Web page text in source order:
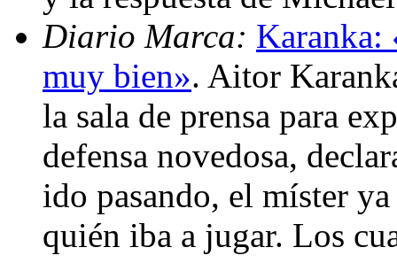
Diario Marca: Karanka:
muy bien». Aitor
la sala de prensa para
defensa novedosa,
ido pasando, el míster
quién iba a jugar. Los